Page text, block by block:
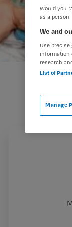
Would you
as a person
We and
Use
information
research
List of
Manage